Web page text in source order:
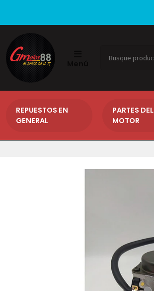
REPUESTOS EN
GENERAL
PARTES DEL
MOTOR